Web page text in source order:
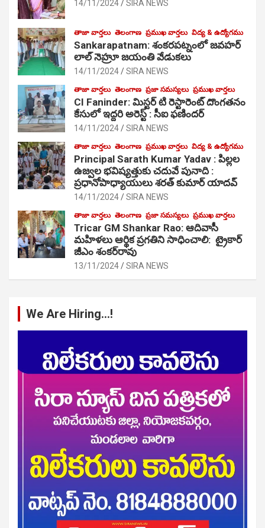
14/11/2024 SIRA NEWS
తాజా వార్తలు తెలంగాణ ప్రముఖ వార్తలు విద్య & ఉద్యోగము
Sankarapatnam: శంకరపట్నంలో జవహర్
లాల్ నెహ్రూ జయంతి వేడుకలు
14/11/2024 SIRA NEWS
తాజా వార్తలు తెలంగాణ ప్రజా సమస్యలు ప్రముఖ వార్తలు
CI Faninder: మిస్టర్ టి రెస్టారెంట్ దొంగతనం
కేసులో ఇద్దరి అరెస్ట్ : సీఐ ఫణిందర్
14/11/2024 SIRA NEWS
తాజా వార్తలు తెలంగాణ ప్రముఖ వార్తలు విద్య & ఉద్యోగము
Principal Sarath Kumar Yadav : పిల్లల
ఉజ్వల భవిష్యత్తుకు చదువే పునాది :
ప్రధానోపాధ్యాయులు శరత్ కుమార్ యాదవ్
14/11/2024 SIRA NEWS
తాజా వార్తలు తెలంగాణ ప్రజా సమస్యలు ప్రముఖ వార్తలు
Tricar GM Shankar Rao: ఆదివాసీ
మహిళలు ఆర్థిక ప్రగతిని సాధించాలి: ట్రైకార్
జీఎం శంకర్‌రావు
13/11/2024 SIRA NEWS
We Are Hiring…!